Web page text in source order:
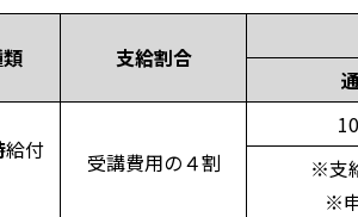
支給割合
給付
受講費用の４割
※支
※